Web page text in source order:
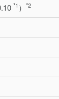
*1 ） *2